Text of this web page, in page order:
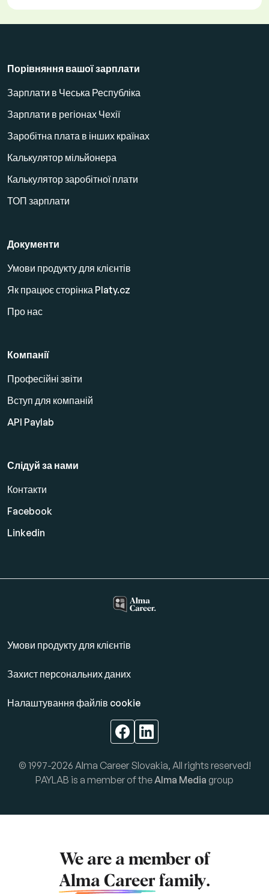
Порівняння вашої зарплати
Зарплати в Чеська Республіка
Зарплати в регіонах Чехії
Заробітна плата в інших країнах
Калькулятор мільйонера
Калькулятор заробітної плати
ТОП зарплати
Документи
Умови продукту для клієнтів
Як працює сторінка Platy.cz
Про нас
Компанії
Професійні звіти
Вступ для компаній
API Paylab
Слідуй за нами
Контакти
Facebook
Linkedin
Умови продукту для клієнтів
Захист персональних даних
Налаштування файлів cookie
© 1997-2026 Alma Career Slovakia, All rights reserved!
PAYLAB is a member of the Alma Media group
We are a member of
Alma Career family.